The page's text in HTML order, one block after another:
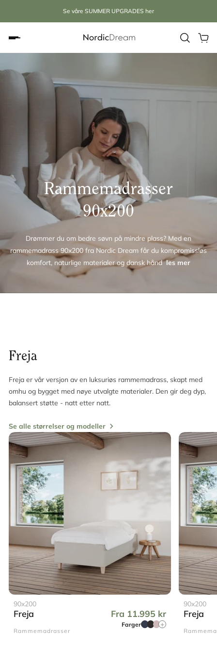
Se våre SUMMER UPGRADES her
Rammemadrasser
90x200
Drømmer du om bedre søvn på mindre plass? Med en
rammemadrass 90x200 fra Nordic Dream får du kompromissløs
komfort, naturlige materialer og dansk hånd les mer
Freja
Freja er vår versjon av en luksuriøs rammemadrass, skapt med
omhu og bygget med nøye utvalgte materialer. Den gir deg dyp,
balansert støtte - natt etter natt.
Se alle størrelser og modeller
90x200
Freja
Rammemadrasser
Fra 11.995 kr
Farger
90x200
Freja